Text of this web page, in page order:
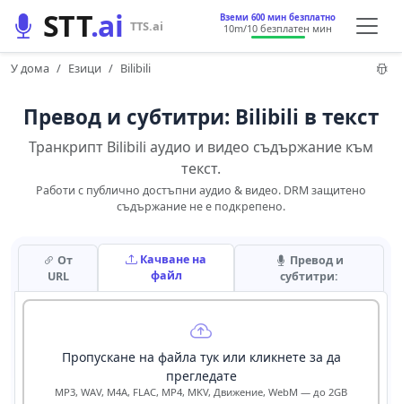
STT.ai TTS.ai Вземи 600 мин безплатно
10m/10 безплатен мин
У дома Езици Bilibili
Превод и субтитри: Bilibili в текст
Транкрипт Bilibili аудио и видео съдържание към
текст.
Работи с публично достъпни аудио & видео. DRM защитено
съдържание не е подкрепено.
От
URL
Качване на
файл
Превод и
субтитри:
Пропускане на файла тук или кликнете за да
прегледате
MP3, WAV, M4A, FLAC, MP4, MKV, Движение, WebM — до 2GB